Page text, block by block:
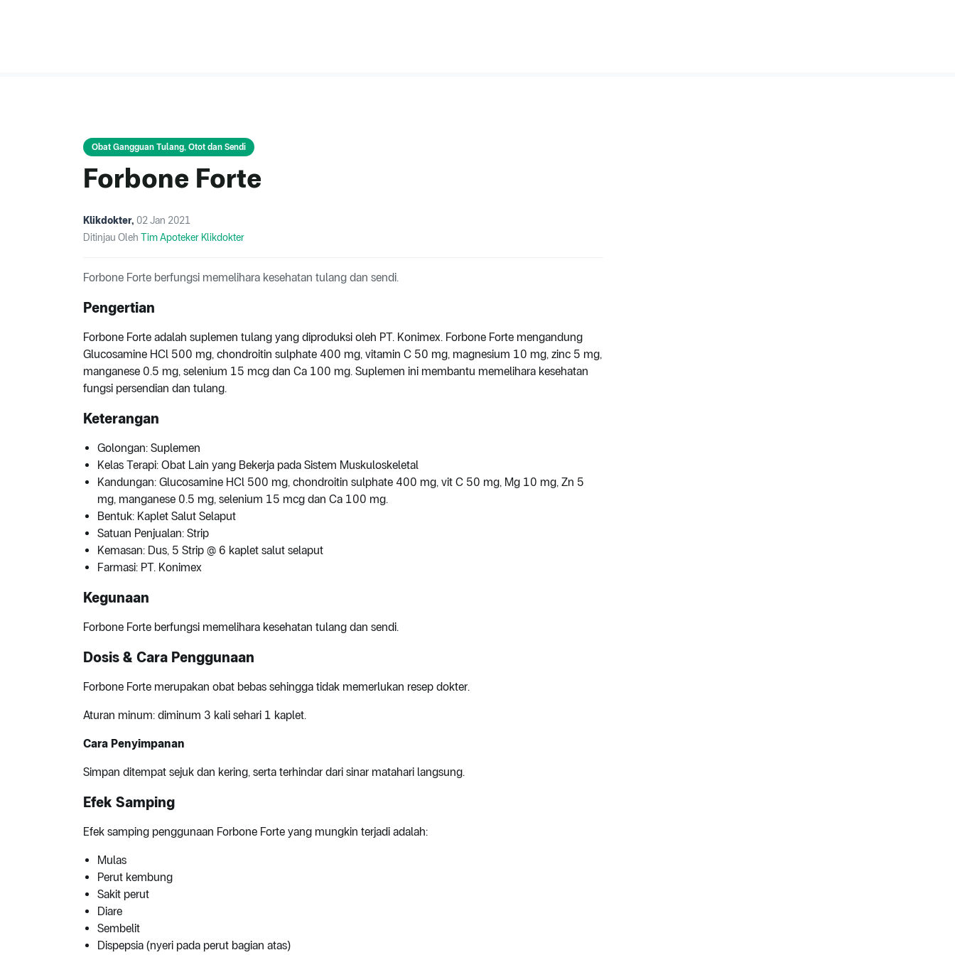
Obat Gangguan Tulang, Otot dan Sendi
Forbone Forte
Klikdokter, 02 Jan 2021
Ditinjau Oleh Tim Apoteker Klikdokter
Forbone Forte berfungsi memelihara kesehatan tulang dan sendi.
Pengertian
Forbone Forte adalah suplemen tulang yang diproduksi oleh PT. Konimex. Forbone Forte mengandung
Glucosamine HCl 500 mg, chondroitin sulphate 400 mg, vitamin C 50 mg, magnesium 10 mg, zinc 5 mg,
manganese 0.5 mg, selenium 15 mcg dan Ca 100 mg. Suplemen ini membantu memelihara kesehatan
fungsi persendian dan tulang.
Keterangan
Golongan: Suplemen
Kelas Terapi: Obat Lain yang Bekerja pada Sistem Muskuloskeletal
Kandungan: Glucosamine HCl 500 mg, chondroitin sulphate 400 mg, vit C 50 mg, Mg 10 mg, Zn 5
mg, manganese 0.5 mg, selenium 15 mcg dan Ca 100 mg.
Bentuk: Kaplet Salut Selaput
Satuan Penjualan: Strip
Kemasan: Dus, 5 Strip @ 6 kaplet salut selaput
Farmasi: PT. Konimex
Kegunaan
Forbone Forte berfungsi memelihara kesehatan tulang dan sendi.
Dosis & Cara Penggunaan
Forbone Forte merupakan obat bebas sehingga tidak memerlukan resep dokter.
Aturan minum: diminum 3 kali sehari 1 kaplet.
Cara Penyimpanan
Simpan ditempat sejuk dan kering, serta terhindar dari sinar matahari langsung.
Efek Samping
Efek samping penggunaan Forbone Forte yang mungkin terjadi adalah:
Mulas
Perut kembung
Sakit perut
Diare
Sembelit
Dispepsia (nyeri pada perut bagian atas)